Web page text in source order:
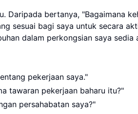
Daripada bertanya, "Bagaimana
sesuai bagi saya untuk secara
dalam perkongsian saya sedia
pekerjaan saya."
tawaran pekerjaan baharu itu?"
persahabatan saya?"